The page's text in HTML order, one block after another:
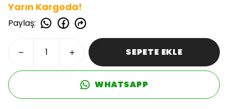
Yarın Kargoda!
Paylaş:
SEPETE EKLE
WHATSAPP